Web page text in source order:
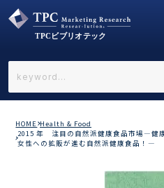
←戻る
HOME Health & Food
2015 年 注目の自然派健康食品市場―健
女性への拡販が進む自然派健康食品！―